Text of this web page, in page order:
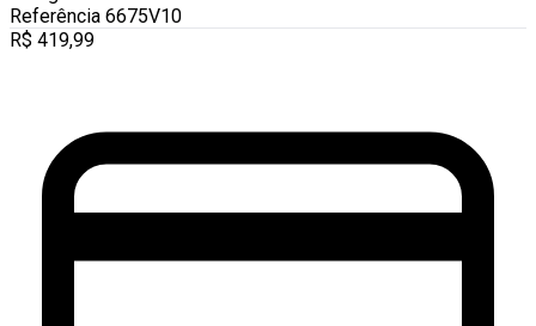
Referência 6675V10
R$ 419,99